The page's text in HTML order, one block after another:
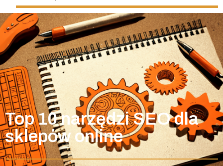
Top 10 narzędzi SEO dla
sklepów online